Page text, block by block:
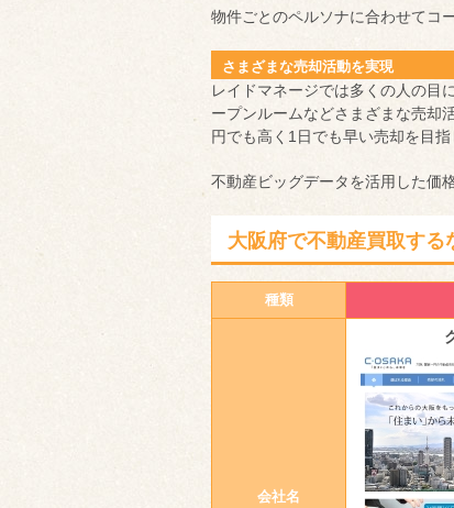
物件ごとのペルソナに合わせてコ
さまざまな売却活動を実現
レイドマネージでは多くの人の目
ープンルームなどさまざまな売却
円でも高く1日でも早い売却を目指
不動産ビッグデータを活用した価
大阪府で不動産買取す
種類
会社名